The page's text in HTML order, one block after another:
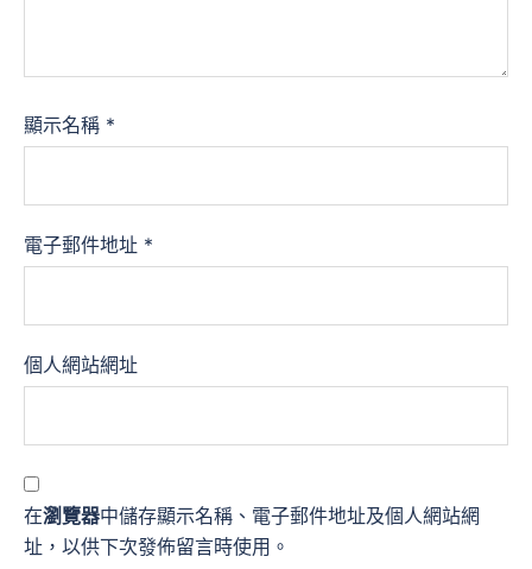
顯示名稱 *
電子郵件地址 *
個人網站網址
在瀏覽器中儲存顯示名稱、電子郵件地址及個人網站網
址，以供下次發佈留言時使用。